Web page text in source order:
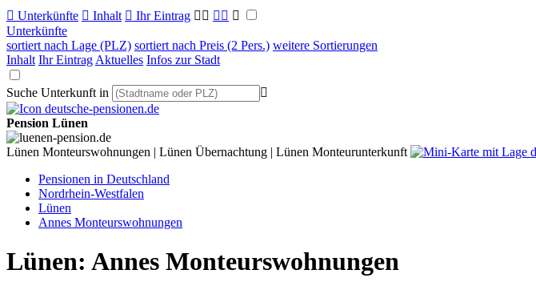
 Unterkünfte  Inhalt  Ihr Eintrag   
Unterkünfte
sortiert nach Lage (PLZ) sortiert nach Preis (2 Pers.) weitere Sortierungen
Inhalt Ihr Eintrag Aktuelles Infos zur Stadt
Suche Unterkunft in 
Pension Lünen
Lünen Monteurswohnungen | Lünen Übernachtung | Lünen Monteurunterkunft
Pensionen in Deutschland
Nordrhein-Westfalen
Lünen
Annes Monteurswohnungen
Lünen: Annes Monteurswohnungen